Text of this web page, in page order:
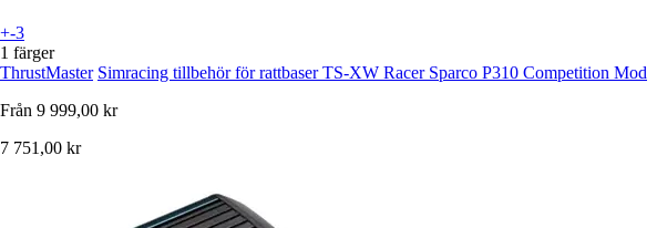
+-3
1 färger
ThrustMaster Simracing tillbehör för rattbaser TS-XW Racer Sparco P310 Competition Mod
Från 9 999,00 kr
7 751,00 kr